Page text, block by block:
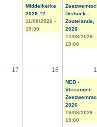
Middelkerke
2026 #2
11/08/2026 -
19:30
Dishoek -
Zoutelande,
2026
12/08/2026 -
19:00
17 18
NED -
Vlissingse
2026
19/08/2026 -
19:00